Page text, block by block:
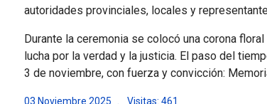
autoridades provinciales, locales y
Durante la ceremonia se colocó una corona
lucha por la verdad y la justicia. El paso del
3 de noviembre, con fuerza y convicción:
03 Noviembre 2025 Visitas: 461